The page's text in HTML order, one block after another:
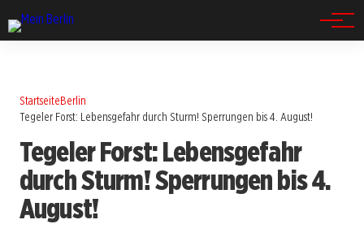
StartseiteBerlin
Tegeler Forst: Lebensgefahr durch Sturm! Sperrungen bis 4. August!
Tegeler Forst: Lebensgefahr
durch Sturm! Sperrungen bis 4.
August!